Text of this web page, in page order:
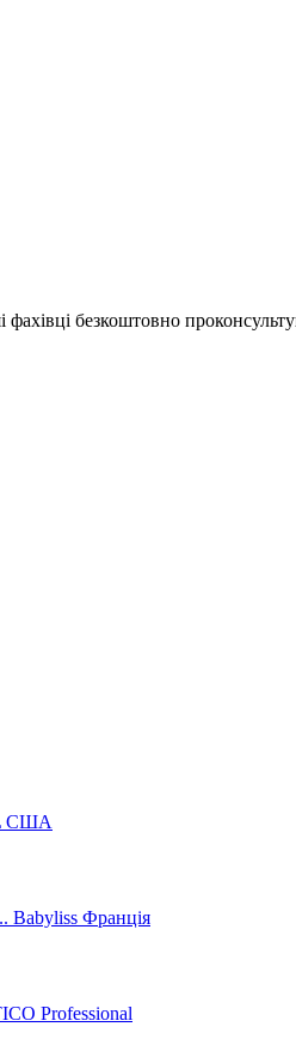
безкоштовно
США
Babyliss Франція
Professional